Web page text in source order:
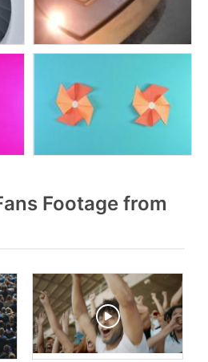
Footage from